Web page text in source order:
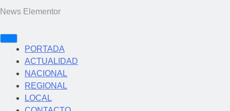
News Elementor
PORTADA
ACTUALIDAD
NACIONAL
REGIONAL
LOCAL